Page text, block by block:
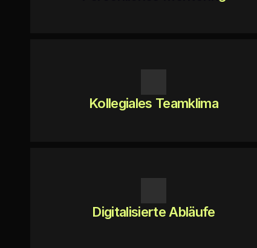
Kollegiales Teamklima
Digitalisierte Abläufe